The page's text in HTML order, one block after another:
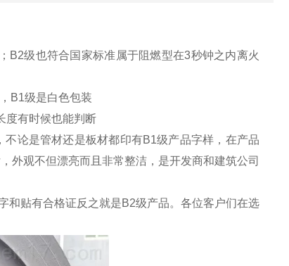
B2级也符合国家标准属于阻燃型在3秒钟之内离火
B1级是白色包装
度有时候也能判断
论是管材还是板材都印有B1级产品字样，在产品
外观不但漂亮而且非常整洁，是开发商和建筑公司
和贴有合格证反之就是B2级产品。各位客户们在选